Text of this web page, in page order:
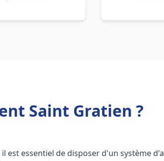
Saint Gratien ?
il est essentiel de disposer d'un système